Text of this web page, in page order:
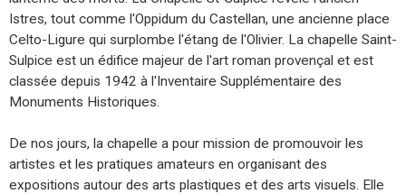
Istres, tout comme l'Oppidum du Castellan, une ancienne place
Celto-Ligure qui surplombe l'étang de l'Olivier. La chapelle Saint-
Sulpice est un édifice majeur de l'art roman provençal et est
classée depuis 1942 à l'Inventaire Supplémentaire des
Monuments Historiques.
De nos jours, la chapelle a pour mission de promouvoir les
artistes et les pratiques amateurs en organisant des
expositions autour des arts plastiques et des arts visuels. Elle